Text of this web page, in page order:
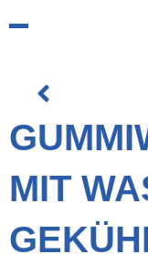
MIT